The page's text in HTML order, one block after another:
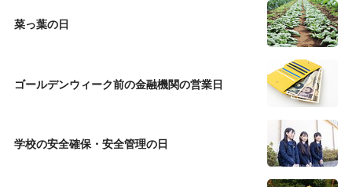
菜っ葉の日
ゴールデンウィーク前の金融機関の営業日
学校の安全確保・安全管理の日